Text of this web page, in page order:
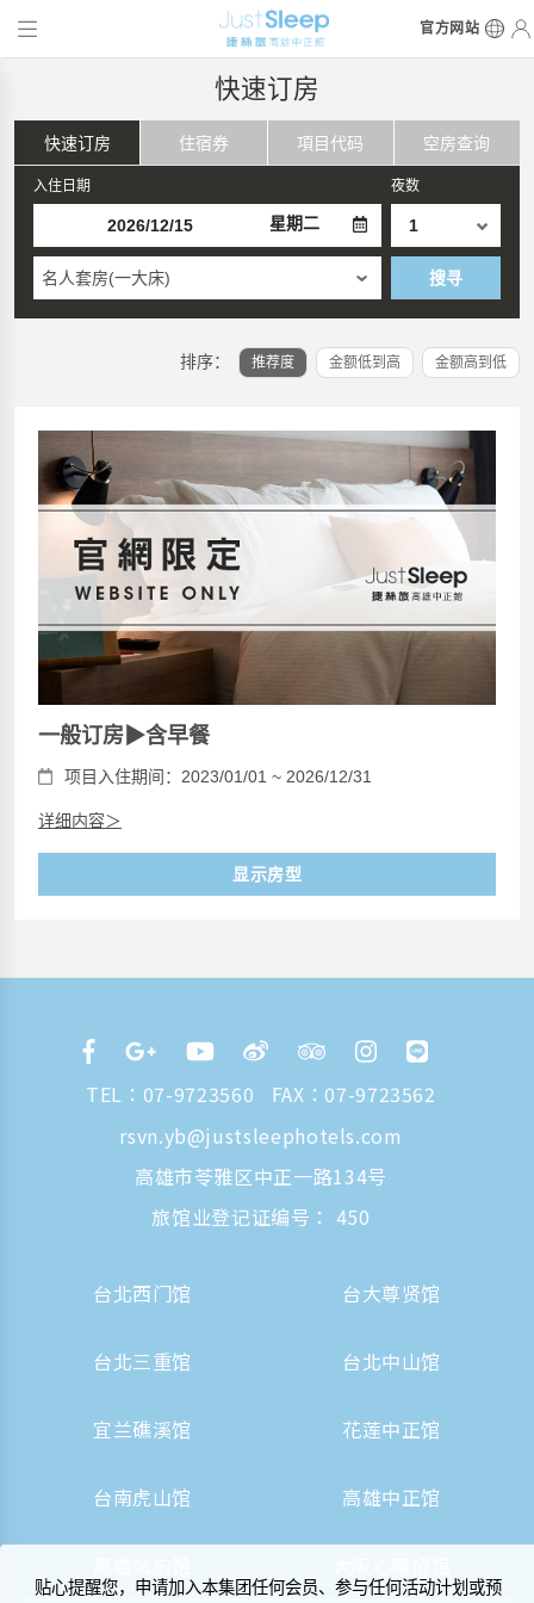
官方网站
快速订房
快速订房 住宿券 項目代码 空房查询
入住日期
星期二
夜数
名人套房(一大床) 搜寻
排序： 推荐度 金额低到高 金额高到低
一般订房▶含早餐
项目入住期间：2023/01/01 ~ 2026/12/31
详细内容＞
显示房型
TEL： 07-9723560
FAX：07-9723562
rsvn.yb@justsleephotels.com
高雄市苓雅区中正一路134号
旅馆业登记证编号： 450
台北西门馆 台大尊贤馆
台北三重馆 台北中山馆
宜兰礁溪馆 花莲中正馆
台南虎山馆 高雄中正馆
贴心提醒您，申请加入本集团任何会员、参与任何活动计划或预